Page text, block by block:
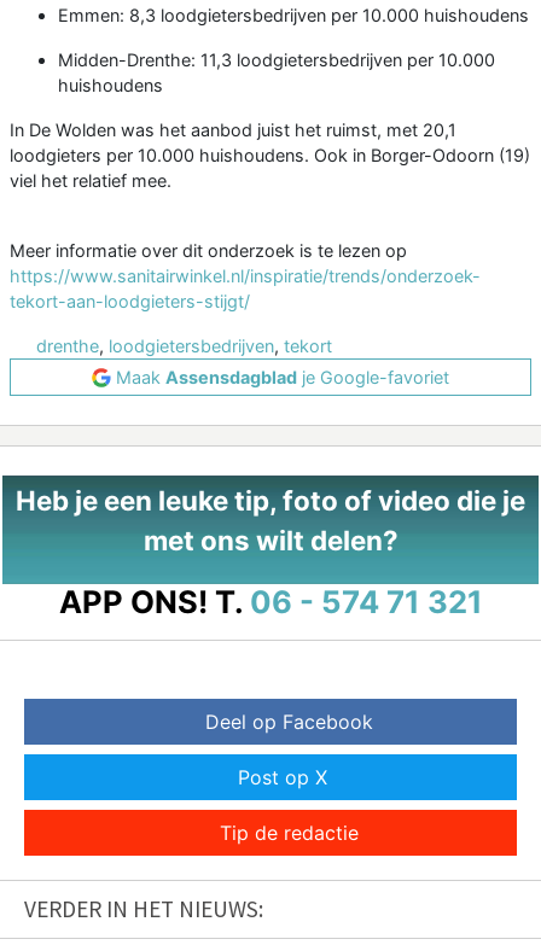
Emmen: 8,3 loodgietersbedrijven per 10.000 huishoudens
Midden-Drenthe: 11,3 loodgietersbedrijven per 10.000
huishoudens
In De Wolden was het aanbod juist het ruimst, met 20,1
loodgieters per 10.000 huishoudens. Ook in Borger-Odoorn (19)
viel het relatief mee.
Meer informatie over dit onderzoek is te lezen op
https://www.sanitairwinkel.nl/inspiratie/trends/onderzoek-
tekort-aan-loodgieters-stijgt/
drenthe, loodgietersbedrijven, tekort
Maak Assensdagblad je Google-favoriet
Heb je een leuke tip, foto of video die je
met ons wilt delen?
APP ONS! T. 06 - 574 71 321
Deel op Facebook
Post op X
Tip de redactie
VERDER IN HET NIEUWS: